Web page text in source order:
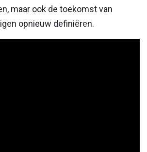
maar ook de toekomst van
opnieuw definiëren.